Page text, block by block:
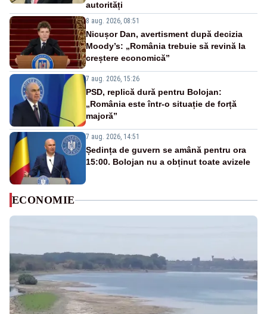
autorități
8 aug. 2026, 08:51
Nicușor Dan, avertisment după decizia
Moody’s: „România trebuie să revină la
creștere economică”
7 aug. 2026, 15:26
PSD, replică dură pentru Bolojan:
„România este într-o situație de forță
majoră”
7 aug. 2026, 14:51
Ședința de guvern se amână pentru ora
15:00. Bolojan nu a obținut toate avizele
ECONOMIE